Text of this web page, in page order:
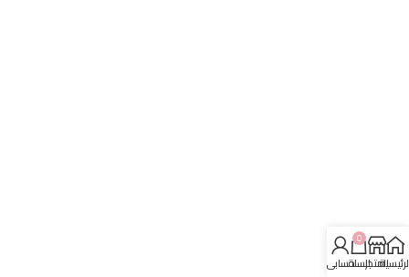
المتجر
0
السلةحسابي